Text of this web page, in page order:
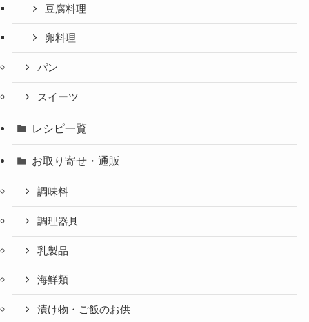
豆腐料理
卵料理
パン
スイーツ
レシピ一覧
お取り寄せ・通販
調味料
調理器具
乳製品
海鮮類
漬け物・ご飯のお供